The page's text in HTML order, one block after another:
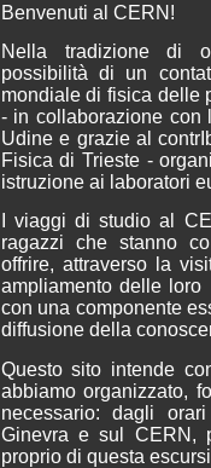
Benvenuti al CERN!
Nella tradizione di
possibilità di un
mondiale di fisica delle
- in collaborazione con
Udine e grazie al
Fisica di Trieste -
istruzione ai laboratori
I viaggi di studio al
ragazzi che stanno
offrire, attraverso la
ampliamento delle
con una componente
diffusione della
Questo sito intende
abbiamo organizzato,
necessario: dagli
Ginevra e sul CERN,
proprio di questa